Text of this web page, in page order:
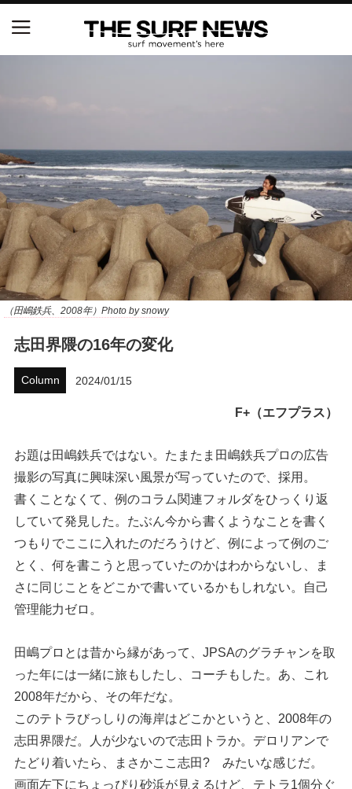
（田嶋鉄兵、2008年）Photo by snowy
志田界隈の16年の変化
Column 2024/01/15
F+（エフプラス）
お題は田嶋鉄兵ではない。たまたま田嶋鉄兵プロの広告
撮影の写真に興味深い風景が写っていたので、採用。
書くことなくて、例のコラム関連フォルダをひっくり返
していて発見した。たぶん今から書くようなことを書く
つもりでここに入れたのだろうけど、例によって例のご
とく、何を書こうと思っていたのかはわからないし、ま
さに同じことをどこかで書いているかもしれない。自己
管理能力ゼロ。
田嶋プロとは昔から縁があって、JPSAのグラチャンを取
った年には一緒に旅もしたし、コーチもした。あ、これ
2008年だから、その年だな。
このテトラびっしりの海岸はどこかというと、2008年の
志田界隈だ。人が少ないので志田トラか。デロリアンで
たどり着いたら、まさかここ志田? みたいな感じだ。
画面左下にちょっぴり砂浜が見えるけど、テトラ1個分ぐ
NSAと茅ヶ崎市が包括連携協定を締結 自治体との
S.ONE ショート＆ロング開幕戦・現地リポート（高
橋みなと）
ニュース
製品情報
特集
試合
ハウツー
ウェストジャパン
FOLLOW US ON